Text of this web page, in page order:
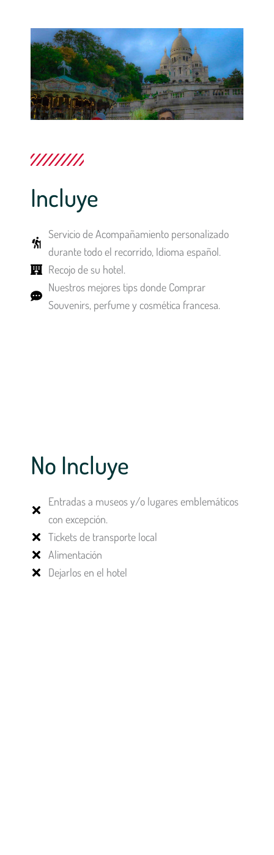
Incluye
Servicio de Acompañamiento personalizado
durante todo el recorrido, Idioma español.
Recojo de su hotel.
Nuestros mejores tips donde Comprar
Souvenirs, perfume y cosmética francesa.
No Incluye
Entradas a museos y/o lugares emblemáticos
con excepción.
Tickets de transporte local
Alimentación
Dejarlos en el hotel